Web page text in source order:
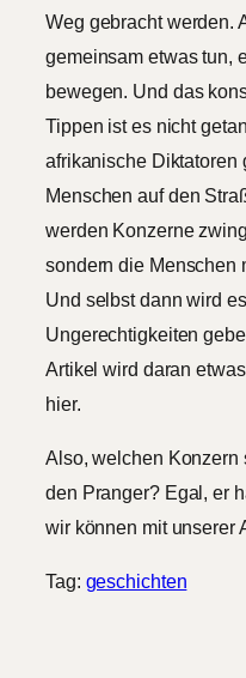
Weg gebracht werden.
gemeinsam etwas tun,
bewegen. Und das
Tippen ist es nicht
afrikanische Diktatoren
Menschen auf den
werden Konzerne
sondern die Menschen
Und selbst dann wird
Ungerechtigkeiten
Artikel wird daran
hier.
Also, welchen Konzern
den Pranger? Egal, er
wir können mit unserer
Tag: geschichten